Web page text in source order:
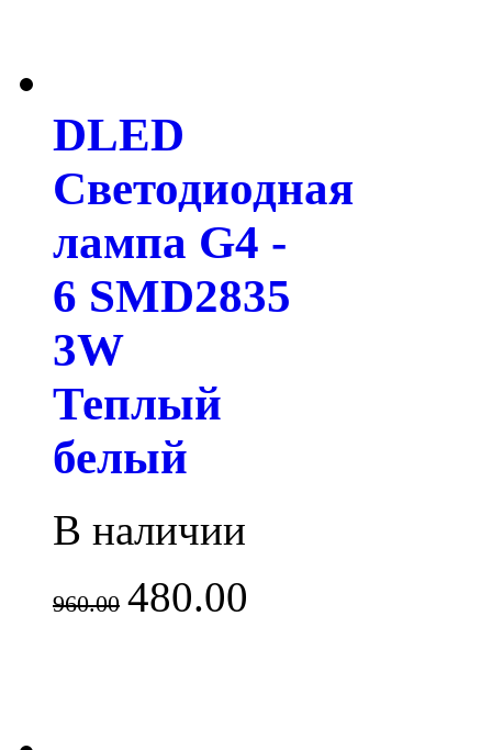
DLED
Светодиодная
лампа G4 -
6 SMD2835
3W
Теплый
белый
В наличии
960.00 480.00